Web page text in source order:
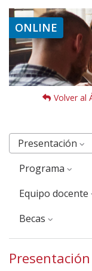
ONLINE
Volver al
Presentación
Programa
equipo docente
Becas